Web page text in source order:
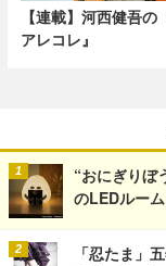
【連載】河西健吾の
アレコレ』
“おにぎりぼ
のLEDルー
「忍たま」